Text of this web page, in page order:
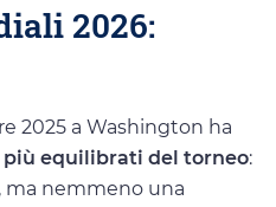
2026:
2025 a Washington ha
equilibrati del torneo:
ma nemmeno una